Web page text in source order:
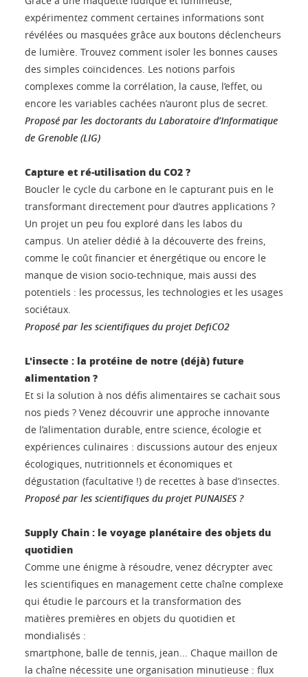
expérimentez comment certaines informations sont
révélées ou masquées grâce aux boutons déclencheurs
de lumière. Trouvez comment isoler les bonnes causes
des simples coïncidences. Les notions parfois
complexes comme la corrélation, la cause, l’effet, ou
encore les variables cachées n’auront plus de secret.
Proposé par les doctorants du Laboratoire d’Informatique
de Grenoble (LIG)
Capture et ré-utilisation du CO2 ?
Boucler le cycle du carbone en le capturant puis en le
transformant directement pour d’autres applications ?
Un projet un peu fou exploré dans les labos du
campus. Un atelier dédié à la découverte des freins,
comme le coût financier et énergétique ou encore le
manque de vision socio-technique, mais aussi des
potentiels : les processus, les technologies et les usages
sociétaux.
Proposé par les scientifiques du projet DefiCO2
L'insecte : la protéine de notre (déjà) future
alimentation ?
Et si la solution à nos défis alimentaires se cachait sous
nos pieds ? Venez découvrir une approche innovante
de l’alimentation durable, entre science, écologie et
expériences culinaires : discussions autour des enjeux
écologiques, nutritionnels et économiques et
dégustation (facultative !) de recettes à base d’insectes.
Proposé par les scientifiques du projet PUNAISES ?
Supply Chain : le voyage planétaire des objets du
quotidien
Comme une énigme à résoudre, venez décrypter avec
les scientifiques en management cette chaîne complexe
qui étudie le parcours et la transformation des
matières premières en objets du quotidien et
mondialisés :
smartphone, balle de tennis, jean... Chaque maillon de
la chaîne nécessite une organisation minutieuse : flux